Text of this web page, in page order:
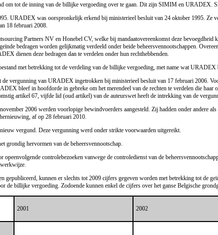
om tot de inning van de billijke vergoeding over te gaan. Dit zijn SIMIM en
URADEX was oorspronkelijk erkend bij ministerieel besluit van 24 oktober 1995. Ze
18 februari 2008.
Partners NV en Honebel CV, welke bij mandaatovereenkomst deze
bedragen worden gelijkmatig verdeeld onder beide beheersvennootschappen.
dienen deze bedragen dan te verdelen onder hun rechthebbenden.
met betrekking tot de verdeling van de billijke vergoeding, met name wat URADEX
de vergunning van URADEX ingetrokken bij ministerieel besluit van 17 februari 2006.
bleef in hoofdorde in gebreke om het merendeel van de rechten te verdelen die
artikel 67, vijfde lid (oud artikel) van de auteurswet heeft de intrekking van de
2006 werden voorlopige bewindvoerders aangesteld. Zij hadden onder andere
af op 28 februari 2010.
vergund. Deze vergunning werd onder strikte voorwaarden uitgereikt.
grondig hervormen van de beheersvennootschap.
controlebezoeken vanwege de controledienst van de
gepubliceerd, kunnen er slechts tot 2009 cijfers gegeven worden met betrekking tot de
billijke vergoeding. Zodoende kunnen enkel de cijfers over het ganse Belgische
2001 2002